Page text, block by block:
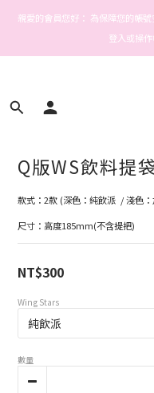
親愛的會員您好： 為保障您的帳
登入或操
Q版WS飲料提袋
款式：2款 (深色：純飲派  / 淺色
尺寸：高度185mm(不含提把)
NT$300
Wing Stars
數量